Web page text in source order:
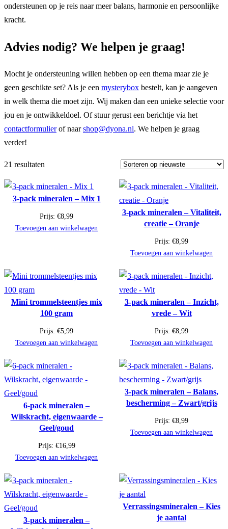
ondersteunen op je reis naar meer balans, harmonie en persoonlijke
kracht.
Advies nodig? We helpen je graag!
Mocht je ondersteuning willen hebben op een thema maar zie je
geen geschikte set? Als je een mysterybox bestelt, kan je aangeven
in welk thema die moet zijn. Wij maken dan een unieke selectie voor
jou en je ontwikkeldoel. Of stuur gerust een berichtje via het
contactformulierof naarshop@dyona.nl. We helpen je graag
verder!
21 resultaten
3-pack mineralen – Mix 1
Prijs: €8,99
Toevoegen aan winkelwagen
3-pack mineralen – Vitaliteit,
creatie – Oranje
Prijs: €8,99
Toevoegen aan winkelwagen
Mini trommelsteentjes mix
100 gram
Prijs: €5,99
Toevoegen aan winkelwagen
3-pack mineralen – Inzicht,
vrede – Wit
Prijs: €8,99
Toevoegen aan winkelwagen
6-pack mineralen –
Wilskracht, eigenwaarde –
Geel/goud
Prijs: €16,99
Toevoegen aan winkelwagen
3-pack mineralen – Balans,
bescherming – Zwart/grijs
Prijs: €8,99
Toevoegen aan winkelwagen
3-pack mineralen –
Verrassingsmineralen – Kies
je aantal